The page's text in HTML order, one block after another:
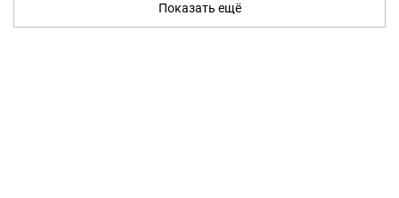
Показать ещё